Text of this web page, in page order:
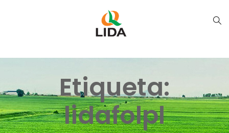
Etiqueta:
lidafolpl